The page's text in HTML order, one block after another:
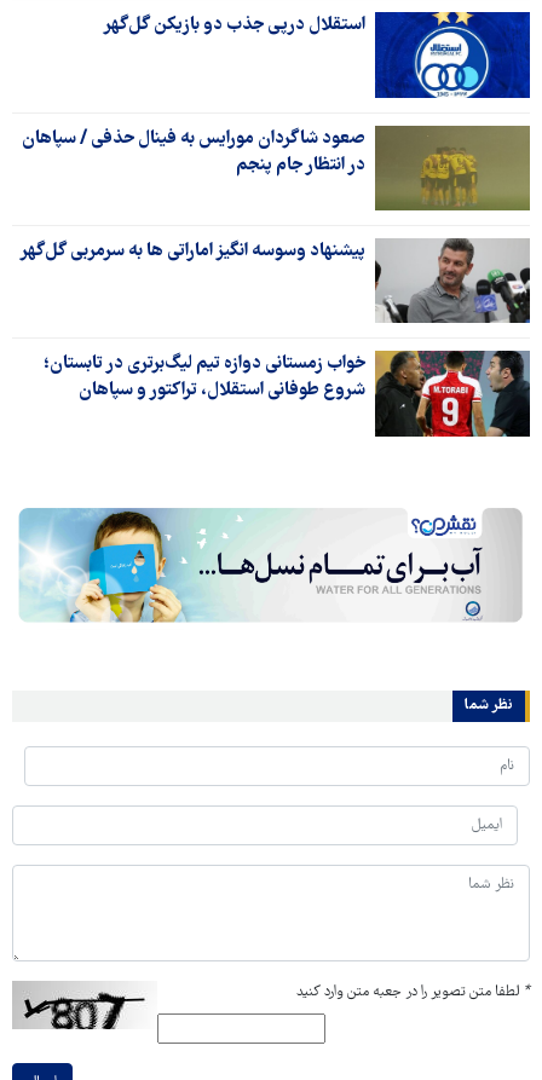
استقلال درپی جذب دو بازیکن گل‌گهر
صعود شاگردان مورایس به فینال حذفی / سپاهان
در انتظار جام پنجم
پیشنهاد وسوسه انگیز اماراتی ها به سرمربی گل‌گهر
خواب زمستانی دوازه‌ تیم لیگ‌برتری در تابستان؛
شروع طوفانی استقلال، تراکتور و سپاهان
نظر شما
* لطفا متن تصویر را در جعبه متن وارد کنید